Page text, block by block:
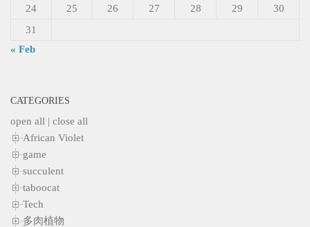
24
25 26 27 28 29
30
31
« Feb
CATEGORIES
open all | close all
African Violet
game
succulent
taboocat
Tech
多肉植物